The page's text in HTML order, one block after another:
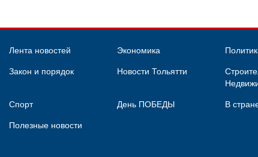
Лента новостей Экономика
Закон и порядок Новости Тольятти
Спорт День ПОБЕДЫ В
Полезные новости